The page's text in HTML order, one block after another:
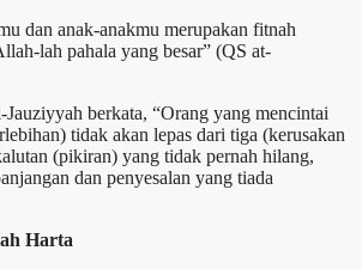
dan anak-anakmu merupakan fitnah
lah pahala yang besar” (QS at-
berkata, “Orang yang mencintai
tidak akan lepas dari tiga (kerusakan
(pikiran) yang tidak pernah hilang,
dan penyesalan yang tiada
Harta